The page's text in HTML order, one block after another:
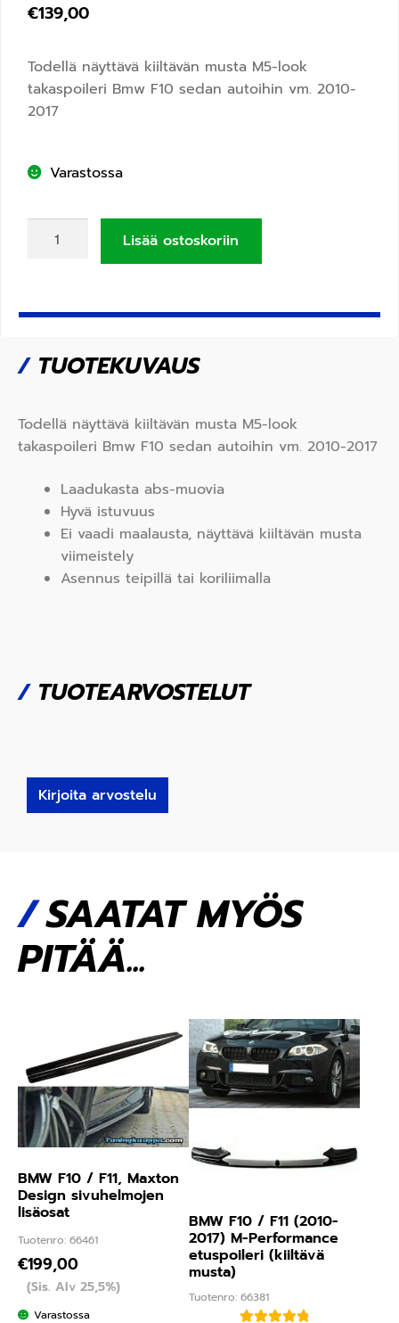
€139,00
Todellä näyttävä kiiltävän musta M5-look
takaspoileri Bmw F10 sedan autoihin vm. 2010-
2017
Varastossa
Lisää ostoskoriin
/TUOTEKUVAUS
Todellä näyttävä kiiltävän musta M5-look
takaspoileri Bmw F10 sedan autoihin vm. 2010-2017
Laadukasta abs-muovia
Hyvä istuvuus
Ei vaadi maalausta, näyttävä kiiltävän musta
viimeistely
Asennus teipillä tai koriliimalla
/TUOTEARVOSTELUT
Kirjoita arvostelu
SAATAT MYÖS
PITÄÄ...
BMW F10 / F11, Maxton
Design sivuhelmojen
lisäosat
Tuotenro: 66461
€199,00
(Sis. Alv 25,5%)
Varastossa
BMW F10 / F11 (2010-
2017) M-Performance
etuspoileri (kiiltävä
musta)
Tuotenro: 66381